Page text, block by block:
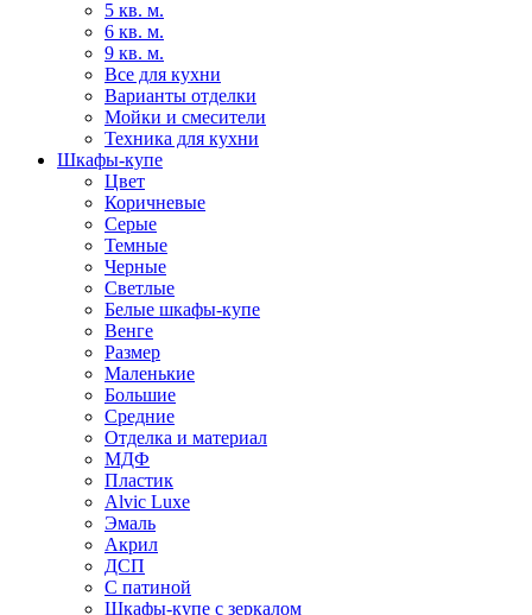
5 кв. м.
6 кв. м.
9 кв. м.
Все для кухни
Варианты отделки
Мойки и смесители
Техника для кухни
Шкафы-купе
Цвет
Коричневые
Серые
Темные
Черные
Светлые
Белые шкафы-купе
Венге
Размер
Маленькие
Большие
Средние
Отделка и материал
МДФ
Пластик
Alvic Luxe
Эмаль
Акрил
ДСП
С патиной
Шкафы-купе с зеркалом